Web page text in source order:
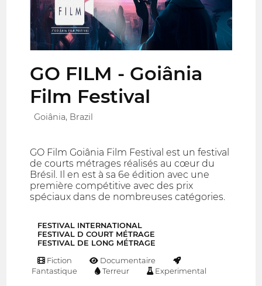
GO FILM - Goiânia
Film Festival
Goiânia, Brazil
GO Film Goiânia Film Festival est un festival
de courts métrages réalisés au cœur du
Brésil. Il en est à sa 6e édition avec une
première compétitive avec des prix
spéciaux dans de nombreuses catégories.
FESTIVAL INTERNATIONAL
FESTIVAL D COURT MÉTRAGE
FESTIVAL DE LONG MÉTRAGE
Fiction
Documentaire
Fantastique
Terreur Experimental